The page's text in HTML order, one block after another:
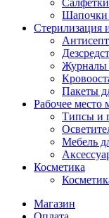
Шапочки
Стерилизация
Журналы
Пакеты
Рабочее место
Типсы и
Мебель
Косметика
Магазин